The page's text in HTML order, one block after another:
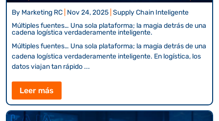
By Marketing RC Nov 24, 2025 Supply Chain Inteligente
Múltiples fuentes… Una sola plataforma; la magia detrás de una
cadena logística verdaderamente inteligente.
Múltiples fuentes… Una sola plataforma; la magia detrás de una
cadena logística verdaderamente inteligente. En logística, los
datos viajan tan rápido ...
Leer más